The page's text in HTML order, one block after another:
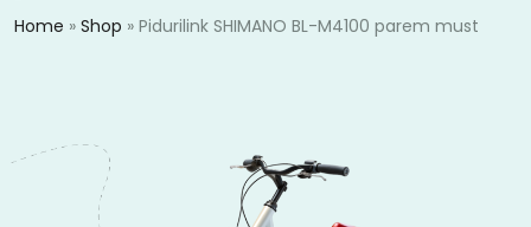
Home » Shop » Pidurilink SHIMANO BL-M4100 parem must